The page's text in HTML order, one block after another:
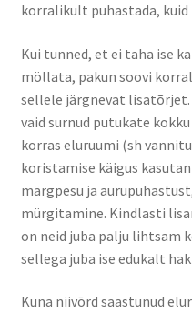
korralikult puhastada,
Kui tunned, et ei taha ise
möllata, pakun soovi
sellele järgnevat
vaid surnud putukate
korras eluruumi (sh
koristamise käigus
märgpesu ja
mürgitamine. Kindlasti
on neid juba palju lihtsam
sellega juba ise edukalt
Kuna niivõrd saastunud